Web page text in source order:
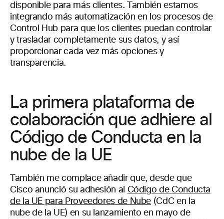
disponible para más clientes. También estamos
integrando más automatización en los procesos de
Control Hub para que los clientes puedan controlar
y trasladar completamente sus datos, y así
proporcionar cada vez más opciones y
transparencia.
La primera plataforma de
colaboración que adhiere al
Código de Conducta en la
nube de la UE
También me complace añadir que, desde que
Cisco anunció su adhesión al Código de Conducta
de la UE para Proveedores de Nube (CdC en la
nube de la UE) en su lanzamiento en mayo de